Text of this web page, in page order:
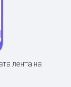
лента на